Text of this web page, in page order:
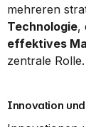
mehreren
Technologie,
effektives
zentrale Rolle.
Innovation